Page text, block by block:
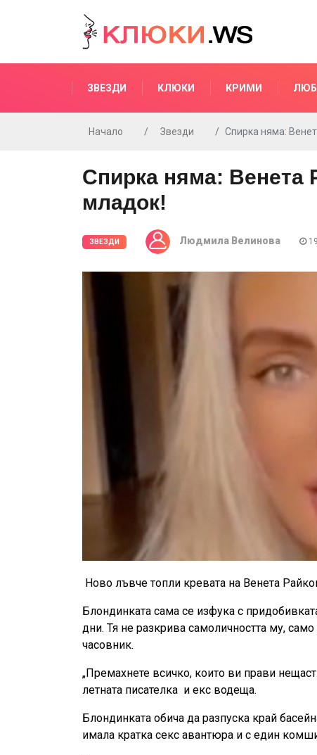
ЗВЕЗДИ КЛЮКИ КРИМИ
Начало Звезди Спирка няма:
Спирка няма: Венета
младок!
ЗВЕЗДИ Людмила Велинова
Ново лъвче топли кревата на Венета
Блондинката сама се изфука с
дни. Тя не разкрива самоличността му,
часовник.
„Премахнете всичко, които ви прави
летната писателка и екс водеща.
Блондинката обича да разпуска край
имала кратка секс авантюра и с един